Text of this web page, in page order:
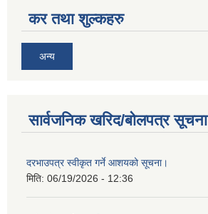
कर तथा शुल्कहरु
अन्य
सार्वजनिक खरिद/बोलपत्र सूचना
दरभाउपत्र स्वीकृत गर्ने आशयको सूचना।
मिति: 06/19/2026 - 12:36